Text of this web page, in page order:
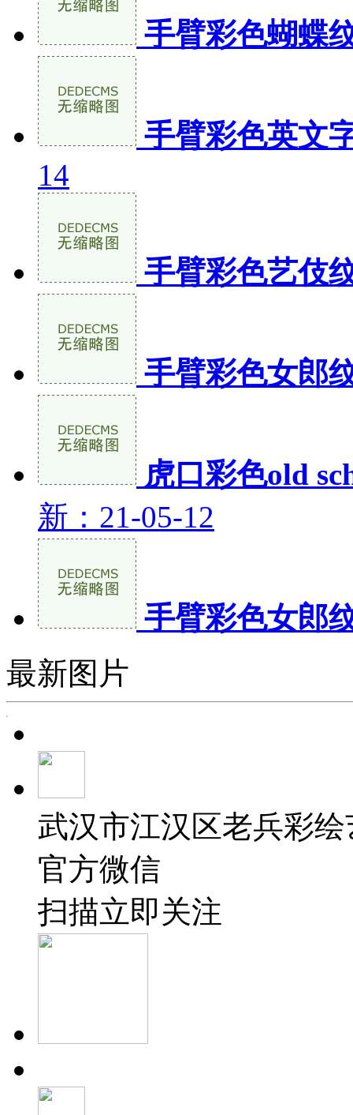
手臂彩色蝴蝶
手臂彩色英文
14
手臂彩色艺伎
手臂彩色女郎
虎口彩色old
新：21-05-12
手臂彩色女郎
最新图片
武汉市江汉区老兵彩
官方微信
扫描立即关注